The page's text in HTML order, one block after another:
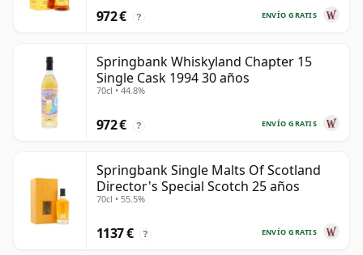
ENVÍO GRATIS
972 € ?
Springbank Whiskyland Chapter 15
Single Cask 1994 30 años
70cl • 44.8%
ENVÍO GRATIS
972 € ?
Springbank Single Malts Of Scotland
Director's Special Scotch 25 años
70cl • 55.5%
ENVÍO GRATIS
1137 € ?